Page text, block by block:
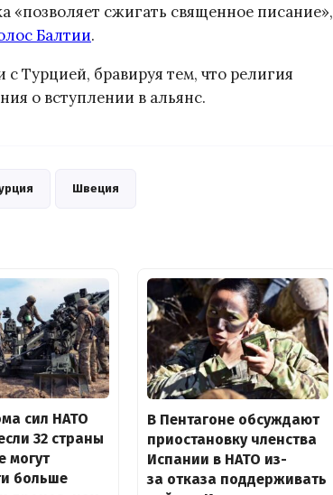
«позволяет сжигать священное писание»,
Балтии.
Турцией, бравируя тем, что религия
о вступлении в альянс.
Швеция
сил НАТО
32 страны
могут
больше
В Пентагоне обсуждают
приостановку членства
Испании в НАТО из-
за отказа поддерживать